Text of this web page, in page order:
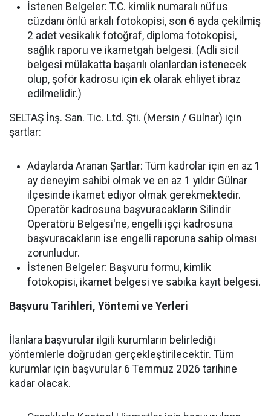
İstenen Belgeler: T.C. kimlik numaralı nüfus
cüzdanı önlü arkalı fotokopisi, son 6 ayda çekilmiş
2 adet vesikalık fotoğraf, diploma fotokopisi,
sağlık raporu ve ikametgah belgesi. (Adli sicil
belgesi mülakatta başarılı olanlardan istenecek
olup, şoför kadrosu için ek olarak ehliyet ibraz
edilmelidir.)
SELTAŞ İnş. San. Tic. Ltd. Şti. (Mersin / Gülnar) için
şartlar:
Adaylarda Aranan Şartlar: Tüm kadrolar için en az 1
ay deneyim sahibi olmak ve en az 1 yıldır Gülnar
ilçesinde ikamet ediyor olmak gerekmektedir.
Operatör kadrosuna başvuracakların Silindir
Operatörü Belgesi'ne, engelli işçi kadrosuna
başvuracakların ise engelli raporuna sahip olması
zorunludur.
İstenen Belgeler: Başvuru formu, kimlik
fotokopisi, ikamet belgesi ve sabıka kayıt belgesi.
Başvuru Tarihleri, Yöntemi ve Yerleri
İlanlara başvurular ilgili kurumların belirlediği
yöntemlerle doğrudan gerçekleştirilecektir. Tüm
kurumlar için başvurular 6 Temmuz 2026 tarihine
kadar olacak.